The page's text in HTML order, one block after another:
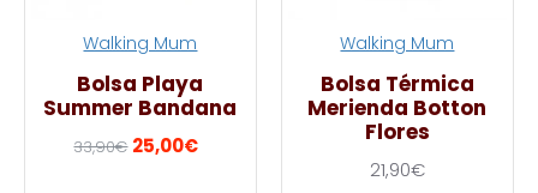
Walking Mum
Bolsa Playa
Summer Bandana
33,90€ 25,00€
Walking Mum
Bolsa Térmica
Merienda Botton
Flores
21,90€